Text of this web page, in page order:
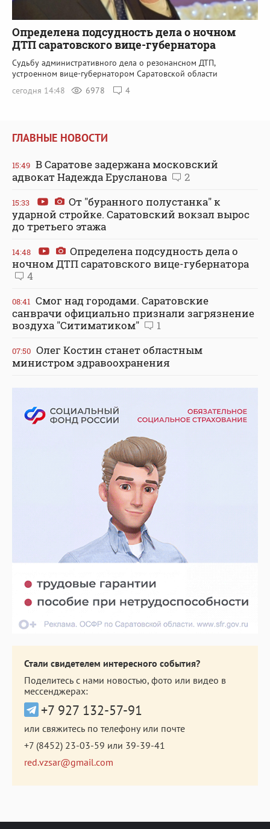
Определена подсудность дела о ночном
ДТП саратовского вице-губернатора
Судьбу административного дела о резонансном ДТП,
устроенном вице-губернатором Саратовской области
сегодня 14:48
6978 4
ГЛАВНЫЕ НОВОСТИ
15:49 В Саратове задержана московский
адвокат Надежда Ерусланова
2
15:33
От "буранного полустанка" к
ударной стройке. Саратовский вокзал вырос
до третьего этажа
14:48
Определена подсудность дела о
ночном ДТП саратовского вице-губернатора
4
08:41 Смог над городами. Саратовские
санврачи официально признали загрязнение
воздуха "Ситиматиком"
1
07:50 Олег Костин станет областным
министром здравоохранения
Стали свидетелем интересного события?
Поделитесь с нами новостью, фото или видео в
мессенджерах:
+7 927 132-57-91
или свяжитесь по телефону или почте
+7 (8452) 23-03-59 или 39-39-41
red.vzsar@gmail.com